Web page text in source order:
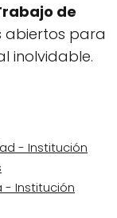
de
abiertos para
inolvidable.
- Institución
- Institución